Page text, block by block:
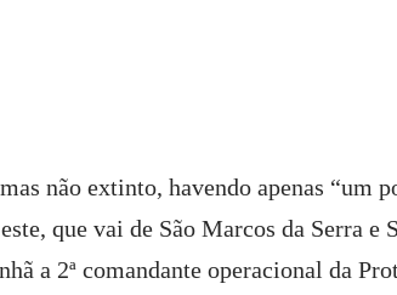
não extinto, havendo apenas “um
que vai de São Marcos da Serra e
a 2ª comandante operacional da